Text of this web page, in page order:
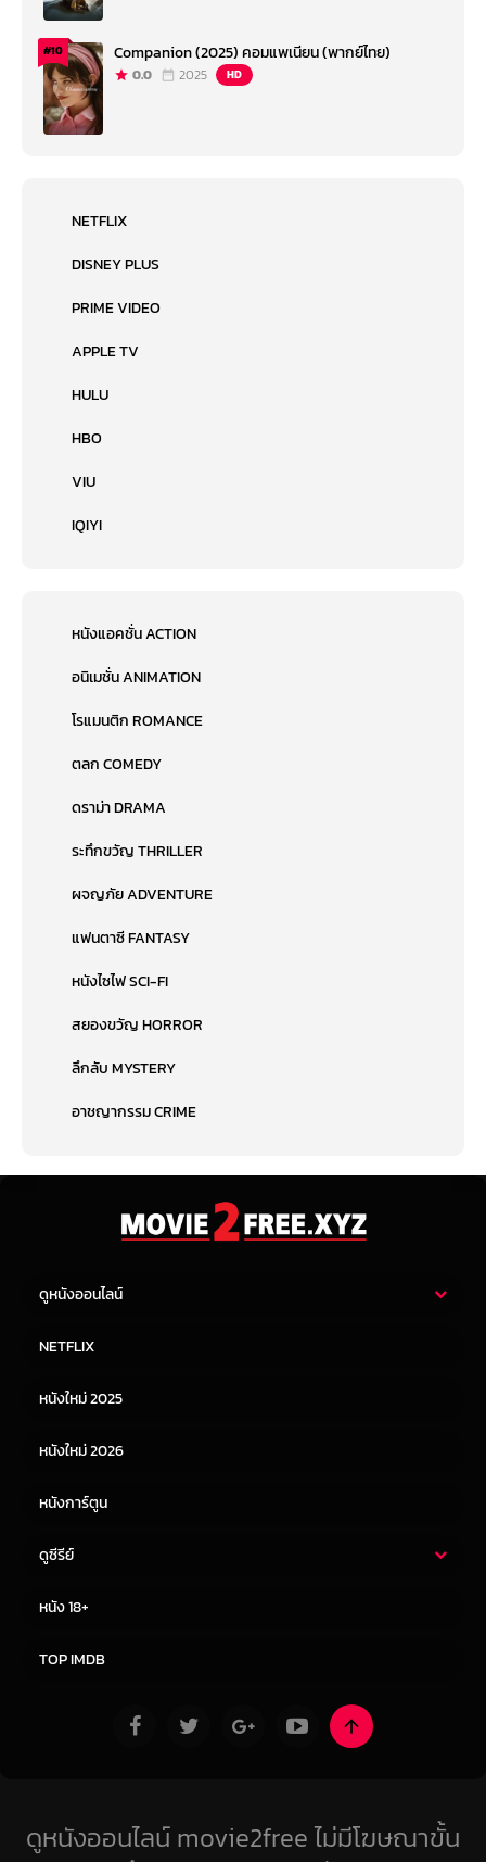
#10 Companion (2025) คอมแพเนียน (พากย์ไทย)
0.0 2025 HD
NETFLIX
DISNEY PLUS
PRIME VIDEO
APPLE TV
HULU
HBO
VIU
IQIYI
หนังแอคชั่น ACTION
อนิเมชั่น ANIMATION
โรแมนติก ROMANCE
ตลก COMEDY
ดราม่า DRAMA
ระทึกขวัญ THRILLER
ผจญภัย ADVENTURE
แฟนตาซี FANTASY
หนังไซไฟ SCI-FI
สยองขวัญ HORROR
ลึกลับ MYSTERY
อาชญากรรม CRIME
ดูหนังออนไลน์
หนังจีน
NETFLIX
หนังใหม่ 2025
หนังใหม่ 2026
หนังการ์ตูน
ดูซีรีย์
หนัง 18+
TOP IMDB
ดูหนังออนไลน์ movie2free ไม่มีโฆษณาขั้น